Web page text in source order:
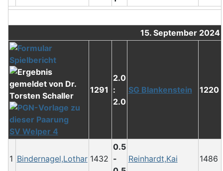
15. September 2024
SV Welper 4
1291
2.0
:
2.0
SG Blankenstein 1220
1 Bindernagel,Lothar 1432
0.5
-
Reinhardt,Kai 1486